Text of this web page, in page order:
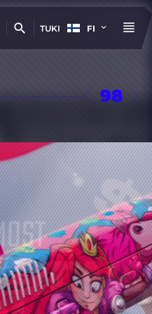
TUKI FI
98